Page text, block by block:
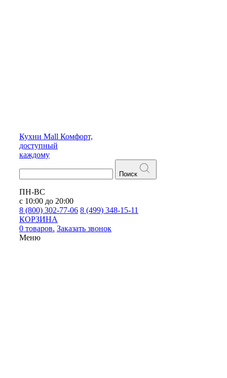
Кухни Mall Комфорт,
доступный
каждому
Поиск
ПН-ВС
с 10:00 до 20:00
8 (800) 302-77-06 8 (499) 348-15-11
КОРЗИНА
0 товаров. Заказать звонок
Меню